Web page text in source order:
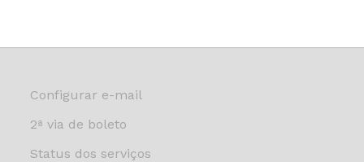
Configurar e-mail
2ª via de boleto
Status dos serviços